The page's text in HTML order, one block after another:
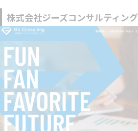
株式会社ジーズコンサルティング